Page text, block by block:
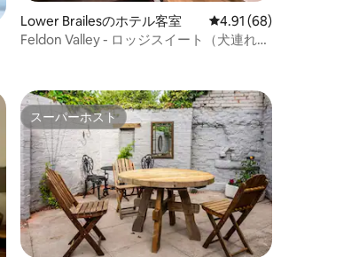
Lower Brailesのホテル客室 レビュー68件、5つ
4.91 (68)
Feldon Valley - ロッジスイート（犬連れ
スーパーホスト
スーパーホスト